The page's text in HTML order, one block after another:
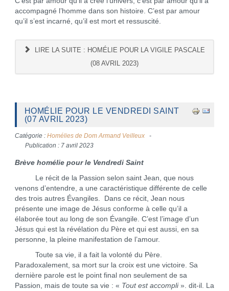
accompagné l’homme dans son histoire. C’est par amour
qu’il s’est incarné, qu’il est mort et ressuscité.
LIRE LA SUITE : HOMÉLIE POUR LA VIGILE PASCALE
(08 AVRIL 2023)
HOMÉLIE POUR LE VENDREDI SAINT
(07 AVRIL 2023)
Catégorie : Homélies de Dom Armand Veilleux
Publication : 7 avril 2023
Brève homélie pour le Vendredi Saint
Le récit de la Passion selon saint Jean, que nous
venons d’entendre, a une caractéristique différente de celle
des trois autres Évangiles. Dans ce récit, Jean nous
présente une image de Jésus conforme à celle qu’il a
élaborée tout au long de son Évangile. C’est l’image d’un
Jésus qui est la révélation du Père et qui est aussi, en sa
personne, la pleine manifestation de l’amour.
Toute sa vie, il a fait la volonté du Père.
Paradoxalement, sa mort sur la croix est une victoire. Sa
dernière parole est le point final non seulement de sa
Passion, mais de toute sa vie : « Tout est accompli». dit-il. La